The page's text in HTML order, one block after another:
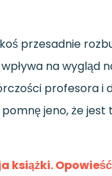
przesadnie
na wygląd
profesora
jeno, że jest
książki.